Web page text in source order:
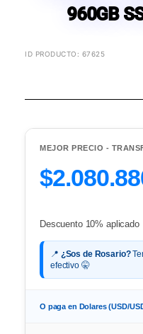
960GB
ID PRODUCTO: 67625
MEJOR PRECIO -
Descuento 10% aplicado
📍 ¿Sos de Rosario?
efectivo 🤫
O paga en Dolares (USD/